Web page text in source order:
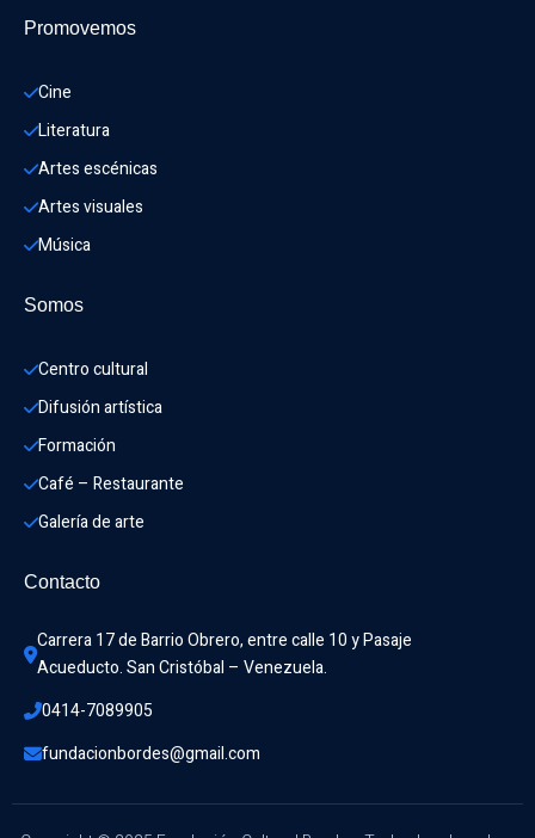
Promovemos
Cine
Literatura
Artes escénicas
Artes visuales
Música
Somos
Centro cultural
Difusión artística
Formación
Café – Restaurante
Galería de arte
Contacto
Carrera 17 de Barrio Obrero, entre calle 10 y Pasaje
Acueducto. San Cristóbal – Venezuela.
0414-7089905
fundacionbordes@gmail.com